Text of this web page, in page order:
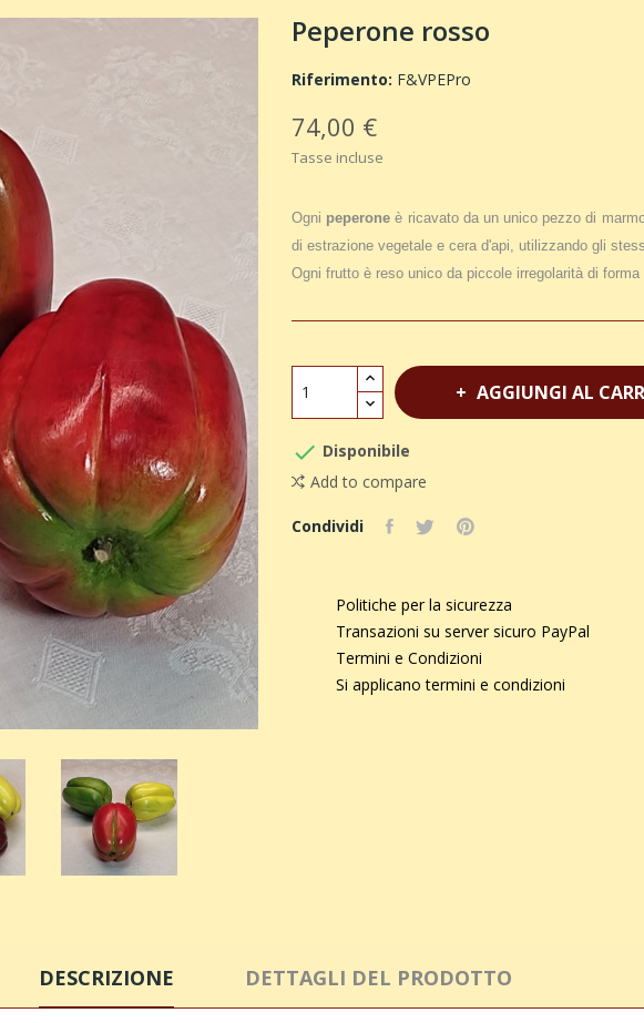
Peperone rosso
Riferimento: F&VPEPro
74,00 €
Tasse incluse
Ogni peperone è ricavato da un unico pezzo di
di estrazione vegetale e cera d'api, utilizzando gli
Ogni frutto è reso unico da piccole irregolarità di forma
AGGIUNGI AL
 Disponibile
Add to compare
Condividi
Politiche per la sicurezza
Transazioni su server sicuro PayPal
Termini e Condizioni
Si applicano termini e condizioni
DESCRIZIONE DETTAGLI DEL PRODOTTO